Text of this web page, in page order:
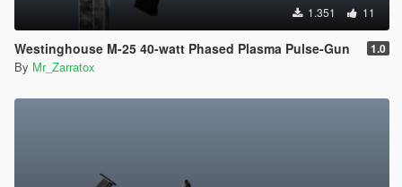
1.351 11
Westinghouse M-25 40-watt Phased Plasma Pulse-Gun 1.0
By Mr_Zarratox